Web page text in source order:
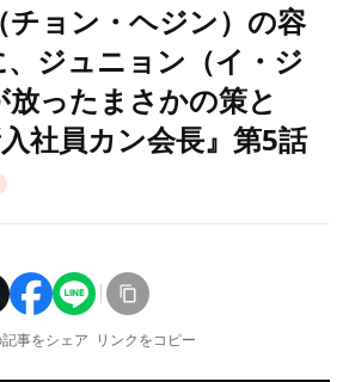
チョン・ヘジン）の容
ジュニョン（イ・ジ
ったまさかの策と
社員カン会長』第5話
事をシェア リンクをコピー